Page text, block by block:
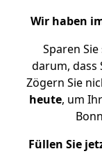
Wir haben
Sparen
darum, dass
Zögern Sie
heute, um
Füllen Sie